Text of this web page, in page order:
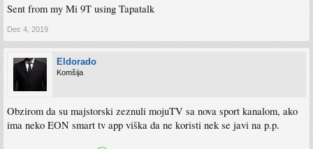
Sent from my Mi 9T using Tapatalk
Dec 4, 2019
Eldorado
Komšija
Obzirom da su majstorski zeznuli mojuTV sa nova sport kanalom, ako
ima neko EON smart tv app viška da ne koristi nek se javi na p.p.